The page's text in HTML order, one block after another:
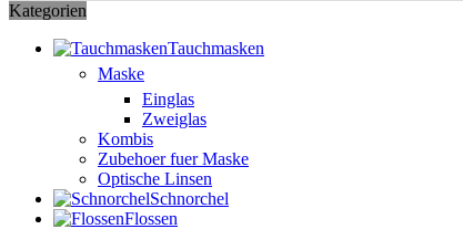
Kategorien
Tauchmasken
Maske
Einglas
Zweiglas
Kombis
Zubehoer fuer Maske
Optische Linsen
Schnorchel
Flossen